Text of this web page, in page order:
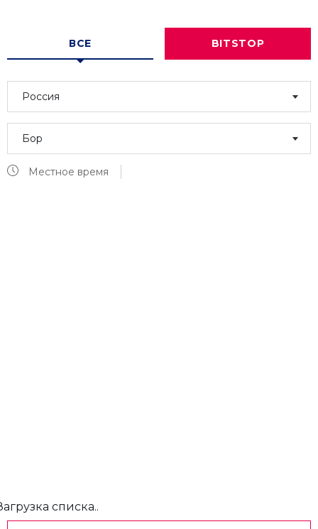
ВСЕ BITSTOP
Россия
Бор
Местное время
списка..